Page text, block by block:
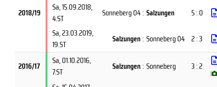
2018/19 Sa, 15.09.2018,
4.ST
Sonneberg 04: Salzungen
5 : 0
Sa, 23.03.2019,
19.ST
Salzungen: Sonneberg 04 2 : 3
2016/17 Sa, 01.10.2016,
7.ST
Salzungen: Sonneberg 3 : 2
(